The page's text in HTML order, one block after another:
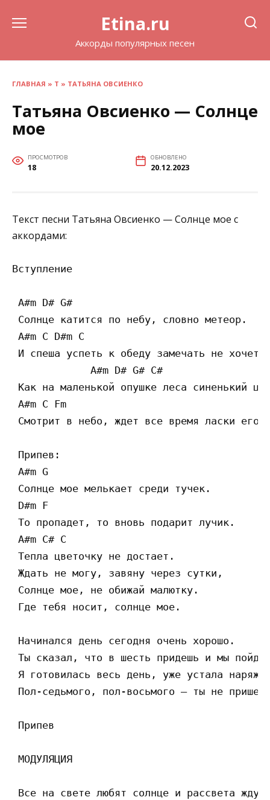
Etina.ru
Аккорды популярных песен
ГЛАВНАЯ » Т » ТАТЬЯНА ОВСИЕНКО
Татьяна Овсиенко — Солнце
мое
ПРОСМОТРОВ
18
ОБНОВЛЕНО
20.12.2023
Текст песни Татьяна Овсиенко — Солнце мое с
аккордами:
Вступление
A#m D# G#
Солнце катится по небу, словно метеор.
A#m C D#m C
И спеша успеть к обеду замечать не хочет
             A#m D# G# C#
Как на маленькой опушке леса синенький
A#m C Fm
Смотрит в небо, ждет все время ласки его.
Припев:
A#m G
Солнце мое мелькает среди тучек.
D#m F
То пропадет, то вновь подарит лучик.
A#m C# C
Тепла цветочку не достает.
Ждать не могу, завяну через сутки,
Солнце мое, не обижай малютку.
Где тебя носит, солнце мое.
Начинался день сегодня очень хорошо.
Ты сказал, что в шесть придешь и мы
Я готовилась весь день, уже устала
Пол-седьмого, пол-восьмого — ты не
Припев
МОДУЛЯЦИЯ
Все на свете любят солнце и рассвета